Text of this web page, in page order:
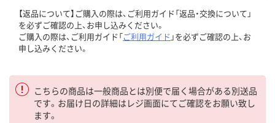
【返品について】ご購入の際は、ご利用ガイド「返品・交換について」
を必ずご確認の上、お申し込みください。
ご購入の際は、ご利用ガイド「ご利用ガイド 」を必ずご確認の上、お
申し込みください。
こちらの商品は一般商品とは別便で届く場合がある別送品
です。お届け日の詳細はレジ画面にてご確認をお願い致し
ます。